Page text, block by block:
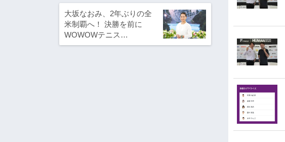
大坂なおみ、2年ぶりの全
米制覇へ！ 決勝を前に
WOWOWテニス…